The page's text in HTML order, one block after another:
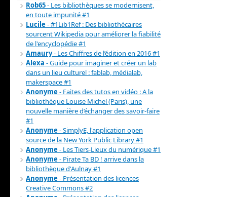
Rob65- Les bibliothèques se modernisent,
en toute impunité #1
Lucile- #1Lib1Ref : Des bibliothécaires
sourcent Wikipedia pour améliorer la fiabilité
de l'encyclopédie #1
Amaury- Les Chiffres de l’édition en 2016 #1
Alexa - Guide pour imaginer et créer un lab
dans un lieu culturel : fablab, médialab,
makerspace #1
Anonyme- Faites des tutos en vidéo : A la
bibliothèque Louise Michel (Paris), une
nouvelle manière d’échanger des savoir-faire
#1
Anonyme- SimplyE, l'application open
source de la New York Public Library #1
Anonyme- Les Tiers-Lieux du numérique #1
Anonyme- Pirate Ta BD ! arrive dans la
bibliothèque d'Aulnay #1
Anonyme- Présentation des licences
Creative Commons #2